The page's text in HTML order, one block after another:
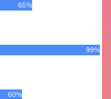
65%
99%
60%